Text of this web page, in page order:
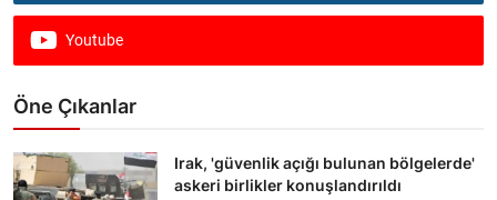
Youtube
Öne Çıkanlar
Irak, 'güvenlik açığı bulunan bölgelerde'
askeri birlikler konuşlandırıldı